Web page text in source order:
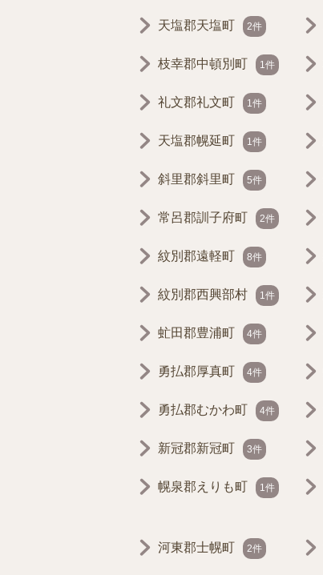
天塩郡天塩町 2件
枝幸郡中頓別町 1件
礼文郡礼文町 1件
天塩郡幌延町 1件
斜里郡斜里町 5件
常呂郡訓子府町 2件
紋別郡遠軽町 8件
紋別郡西興部村 1件
虻田郡豊浦町 4件
勇払郡厚真町 4件
勇払郡むかわ町 4件
新冠郡新冠町 3件
幌泉郡えりも町 1件
河東郡士幌町 2件